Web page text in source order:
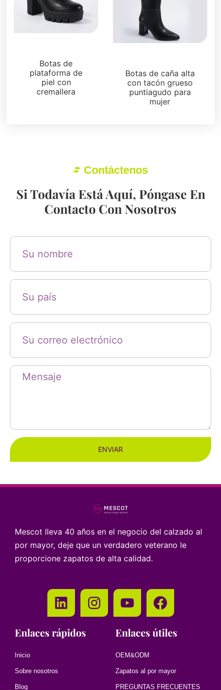
Botas de
plataforma de
piel con
cremallera
Botas de caña alta
con tacón grueso
puntiagudo para
mujer
Contáctenos
Si Todavía Está Aquí, Póngase En
Contacto Con Nosotros
ENVIAR
Mescot lleva 40 años en el negocio del calzado al
por mayor, deje que un verdadero veterano le
proporcione zapatos de alta calidad.
Enlaces rápidos
Inicio
Sobre nosotros
Blog
Enlaces útiles
OEM&ODM
Zapatos al por mayor
PREGUNTAS FRECUENTES